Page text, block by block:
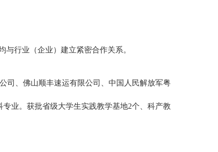
与行业（企业）建立紧密合作关系。
司、佛山顺丰速运有限公司、中国人民解放军粤
专业。获批省级大学生实践教学基地2个、科产教